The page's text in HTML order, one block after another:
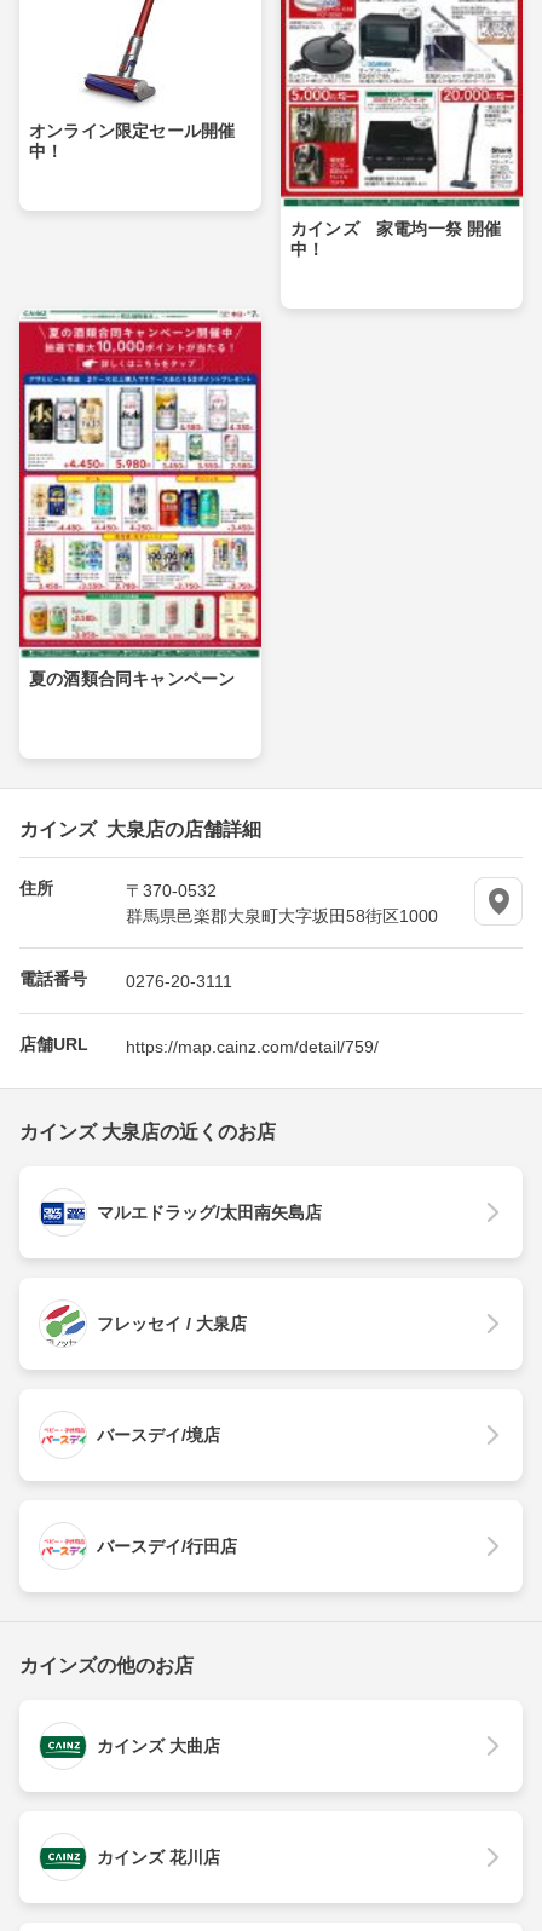
オンライン限定セール開催
中！
カインズ 家電均一祭 開催
中！
夏の酒類合同キャンペーン
カインズ 大泉店の店舗詳細
住所
〒370-0532
群馬県邑楽郡大泉町大字坂田58街区1000
電話番号 0276-20-3111
店舗URL https://map.cainz.com/detail/759/
カインズ 大泉店の近くのお店
マルエドラッグ/太田南矢島店
フレッセイ / 大泉店
バースデイ/境店
バースデイ/行田店
カインズの他のお店
カインズ 大曲店
カインズ 花川店